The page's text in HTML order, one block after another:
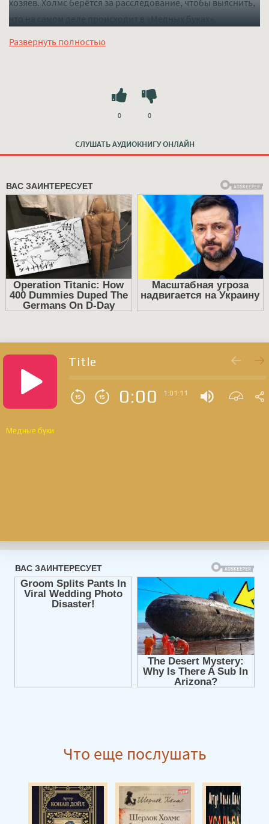
хозяев. Холмс берётся за расследование, чтобы выяснить,
что на самом деле происходит в «Медных буках».
Развернуть полностью
СЛУШАТЬ АУДИОКНИГУ ОНЛАЙН
0 0
Title
0:00 1:01:11
Медные буки
Что еще послушать